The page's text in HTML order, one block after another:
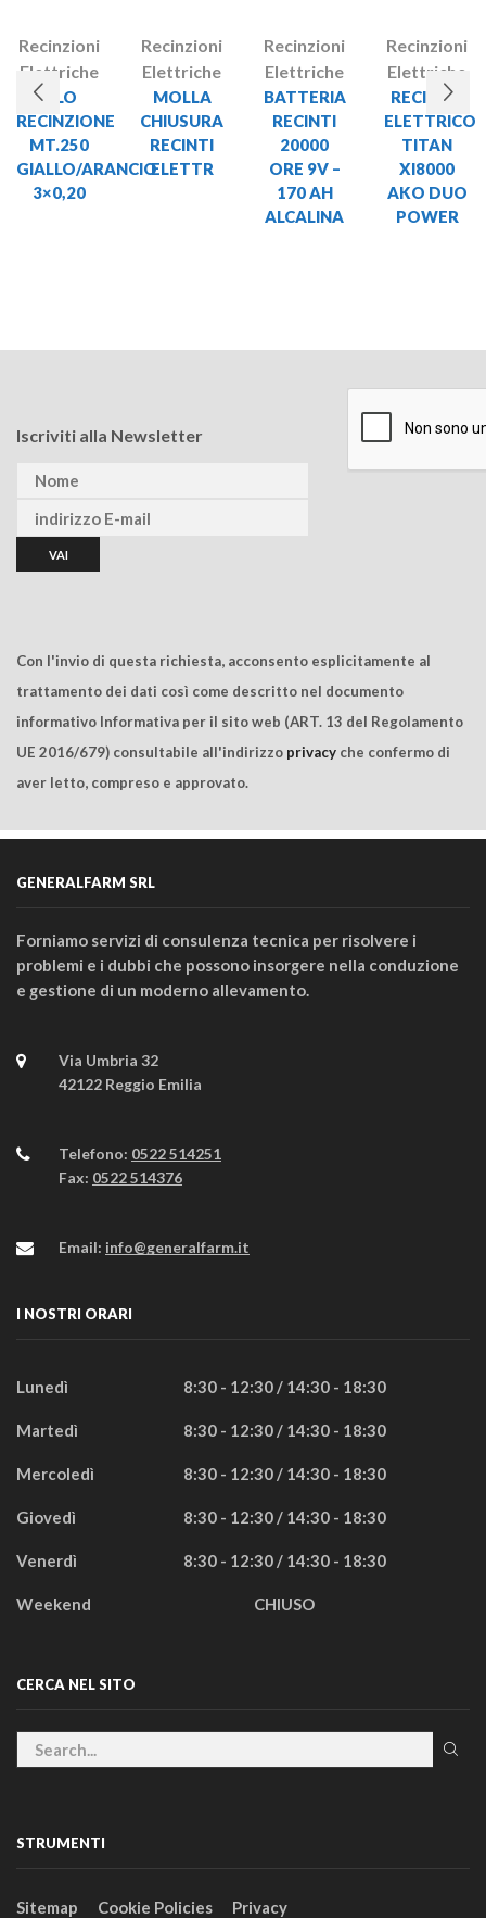
Recinzioni
Elettriche
FILO
RECINZIONE
MT.250
GIALLO/ARANCIO
3×0,20
Recinzioni
Elettriche
MOLLA
CHIUSURA
RECINTI
ELETTR
Recinzioni
Elettriche
BATTERIA
RECINTI
20000
ORE 9V –
170 AH
ALCALINA
Recinzioni
Elettriche
RECINTO
ELETTRICO
TITAN
XI8000
AKO DUO
POWER
Iscriviti alla Newsletter
Con l'invio di questa richiesta, acconsento esplicitamente al
trattamento dei dati così come descritto nel documento
informativo Informativa per il sito web (ART. 13 del Regolamento
UE 2016/679) consultabile all'indirizzo privacy che confermo di
aver letto, compreso e approvato.
GENERALFARM SRL
Forniamo servizi di consulenza tecnica per risolvere i
problemi e i dubbi che possono insorgere nella conduzione
e gestione di un moderno allevamento.
Via Umbria 32
42122 Reggio Emilia
Telefono: 0522 514251
Fax: 0522 514376
Email: info@generalfarm.it
I NOSTRI ORARI
Lunedì 8:30 - 12:30 / 14:30 - 18:30
Martedì 8:30 - 12:30 / 14:30 - 18:30
Mercoledì 8:30 - 12:30 / 14:30 - 18:30
Giovedì 8:30 - 12:30 / 14:30 - 18:30
Venerdì 8:30 - 12:30 / 14:30 - 18:30
Weekend CHIUSO
CERCA NEL SITO
STRUMENTI
Sitemap Cookie Policies Privacy